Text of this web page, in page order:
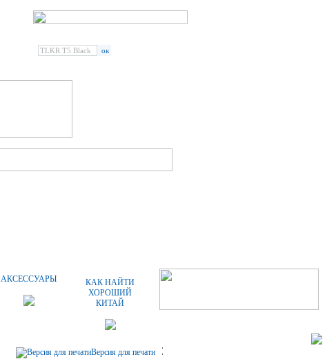
Введите наименование
АКСЕССУАРЫ
КАК НАЙТИ
ХОРОШИЙ
КИТАЙ
Версия для печати